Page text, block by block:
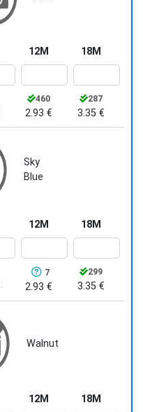
12M
460
2.93 €
18M
287
3.35 €
Sky
Blue
12M
7
2.93 €
18M
299
3.35 €
Walnut
12M 18M